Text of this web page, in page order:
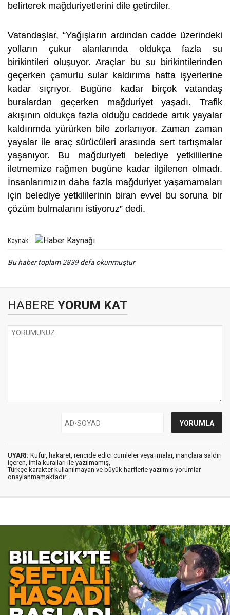
belirterek mağduriyetlerini dile getirdiler.
Vatandaşlar, “Yağışların ardından cadde üzerindeki
yolların çukur alanlarında oldukça fazla su
birikintileri oluşuyor. Araçlar bu su birikintilerinden
geçerken çamurlu sular kaldırıma hatta işyerlerine
kadar sıçrıyor. Bugüne kadar birçok vatandaş
buralardan geçerken mağduriyet yaşadı. Trafik
akışının oldukça fazla olduğu caddede artık yayalar
kaldırımda yürürken bile zorlanıyor. Zaman zaman
yayalar ile araç sürücüleri arasında sert tartışmalar
yaşanıyor. Bu mağduriyeti belediye yetkililerine
iletmemize rağmen bugüne kadar ilgilenen olmadı.
İnsanlarımızın daha fazla mağduriyet yaşamamaları
için belediye yetkililerinin biran evvel bu soruna bir
çözüm bulmalarını istiyoruz” dedi.
Kaynak:
Bu haber toplam 2839 defa okunmuştur
HABERE YORUM KAT
UYARI: Küfür, hakaret, rencide edici cümleler veya imalar, inançlara saldırı
içeren, imla kuralları ile yazılmamış,
Türkçe karakter kullanılmayan ve büyük harflerle yazılmış yorumlar
onaylanmamaktadır.